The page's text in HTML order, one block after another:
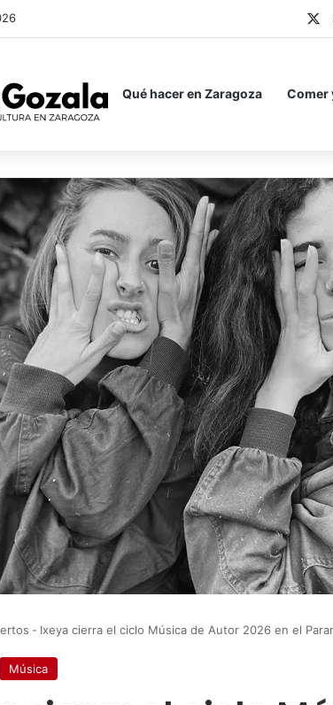
Qué hacer en Zaragoza Comer
- Ixeya cierra el ciclo Música de Autor 2026 en el
Música